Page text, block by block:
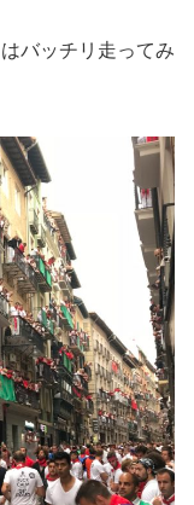
バッチリ走ってみ